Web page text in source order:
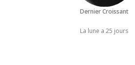
Dernier Croissant
La lune a 25 jours